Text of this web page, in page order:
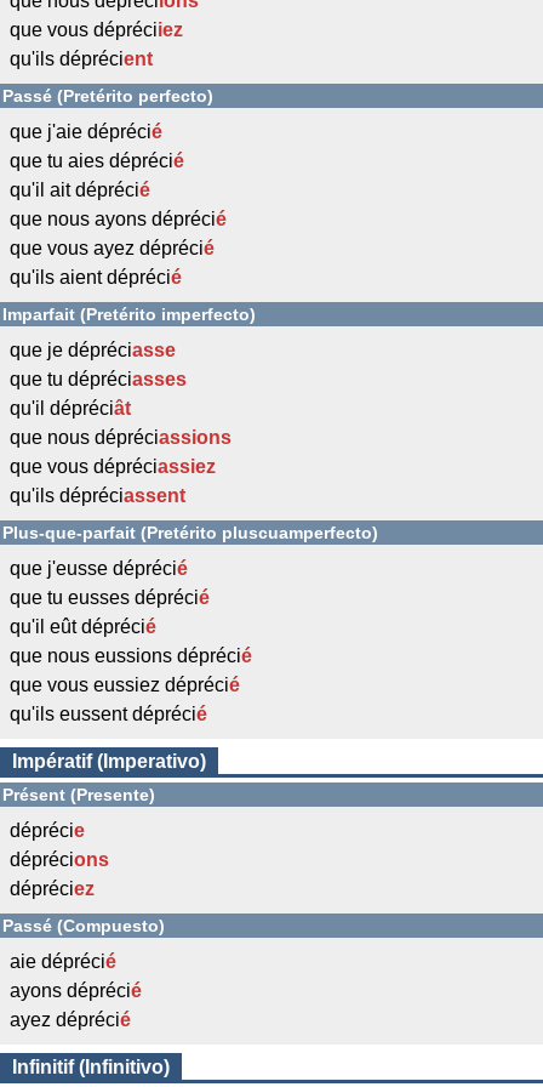
que vous dépréciiez
qu'ils déprécient
Passé (Pretérito perfecto)
que j'aie déprécié
que tu aies déprécié
qu'il ait déprécié
que nous ayons déprécié
que vous ayez déprécié
qu'ils aient déprécié
Imparfait (Pretérito imperfecto)
que je dépréciasse
que tu dépréciasses
qu'il dépréciât
que nous dépréciassions
que vous dépréciassiez
qu'ils dépréciassent
Plus-que-parfait (Pretérito pluscuamperfecto)
que j'eusse déprécié
que tu eusses déprécié
qu'il eût déprécié
que nous eussions déprécié
que vous eussiez déprécié
qu'ils eussent déprécié
Impératif (Imperativo)
Présent (Presente)
déprécie
déprécions
dépréciez
Passé (Compuesto)
aie déprécié
ayons déprécié
ayez déprécié
Infinitif (Infinitivo)